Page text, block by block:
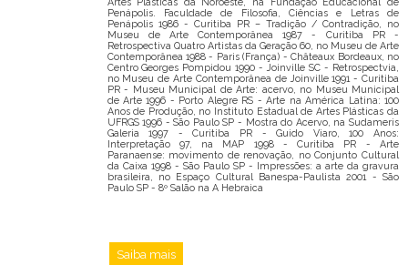
Penápolis. Faculdade de Filosofia, Ciências e Letras de
Penápolis 1986 - Curitiba PR – Tradição / Contradição, no
Museu de Arte Contemporânea 1987 - Curitiba PR -
Retrospectiva Quatro Artistas da Geração 60, no Museu de Arte
Contemporânea 1988 - Paris (França) - Châteaux Bordeaux, no
Centro Georges Pompidou 1990 - Joinville SC - Retrospectvia,
no Museu de Arte Contemporânea de Joinville 1991 - Curitiba
PR - Museu Municipal de Arte: acervo, no Museu Municipal
de Arte 1996 - Porto Alegre RS - Arte na América Latina: 100
Anos de Produção, no Instituto Estadual de Artes Plásticas da
UFRGS 1996 - São Paulo SP - Mostra do Acervo, na Sudameris
Galeria 1997 - Curitiba PR - Guido Viaro, 100 Anos:
Interpretação 97, na MAP 1998 - Curitiba PR - Arte
Paranaense: movimento de renovação, no Conjunto Cultural
da Caixa 1998 - São Paulo SP - Impressões: a arte da gravura
brasileira, no Espaço Cultural Banespa-Paulista 2001 - São
Paulo SP - 8º Salão na A Hebraica
Saiba mais